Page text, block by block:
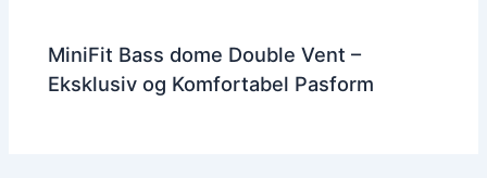
MiniFit Bass dome Double Vent –
Eksklusiv og Komfortabel Pasform